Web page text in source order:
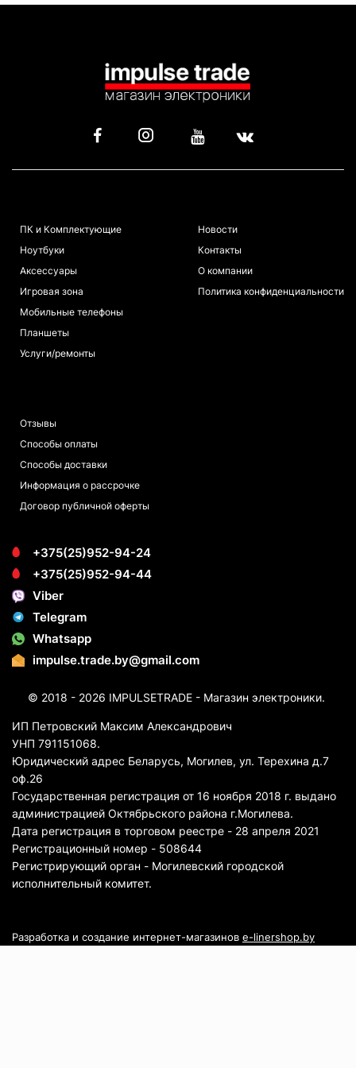
ПК и Комплектующие
Ноутбуки
Аксессуары
Игровая зона
Мобильные телефоны
Планшеты
Услуги/ремонты
Новости
Контакты
О компании
Политика конфиденциальности
Отзывы
Способы оплаты
Способы доставки
Информация о рассрочке
Договор публичной оферты
+375(25)952-94-24
+375(25)952-94-44
Viber
Telegram
Whatsapp
impulse.trade.by@gmail.com
© 2018 - 2026 IMPULSETRADE - Магазин электроники.
ИП Петровский Максим Александрович
УНП 791151068.
Юридический адрес Беларусь, Могилев, ул. Терехина д.7
оф.26
Государственная регистрация от 16 ноября 2018 г. выдано
администрацией Октябрьского района г.Могилева.
Дата регистрация в торговом реестре - 28 апреля 2021
Регистрационный номер - 508644
Регистрирующий орган - Могилевский городской
исполнительный комитет.
Разработка и создание интернет-магазинов e-linershop.by